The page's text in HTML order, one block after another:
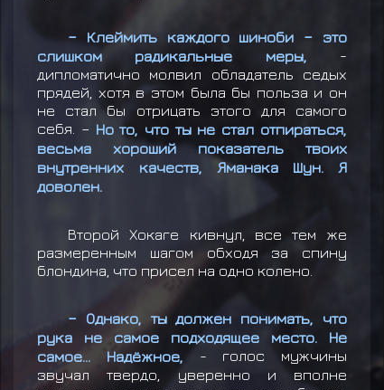
– Клеймить каждого шиноби – это
слишком радикальные меры, -
дипломатично молвил обладатель седых
прядей, хотя в этом была бы польза и он
не стал бы отрицать этого для самого
себя. –Но то, что ты не стал отпираться,
весьма хороший показатель твоих
внутренних качеств, Яманака Шун. Я
доволен.
Второй Хокаге кивнул, все тем же
размеренным шагом обходя за спину
блондина, что присел на одно колено.
– Однако, ты должен понимать, что
рука не самое подходящее место. Не
самое... Надёжное,
- голос мужчины
звучал твердо, уверенно и вполне